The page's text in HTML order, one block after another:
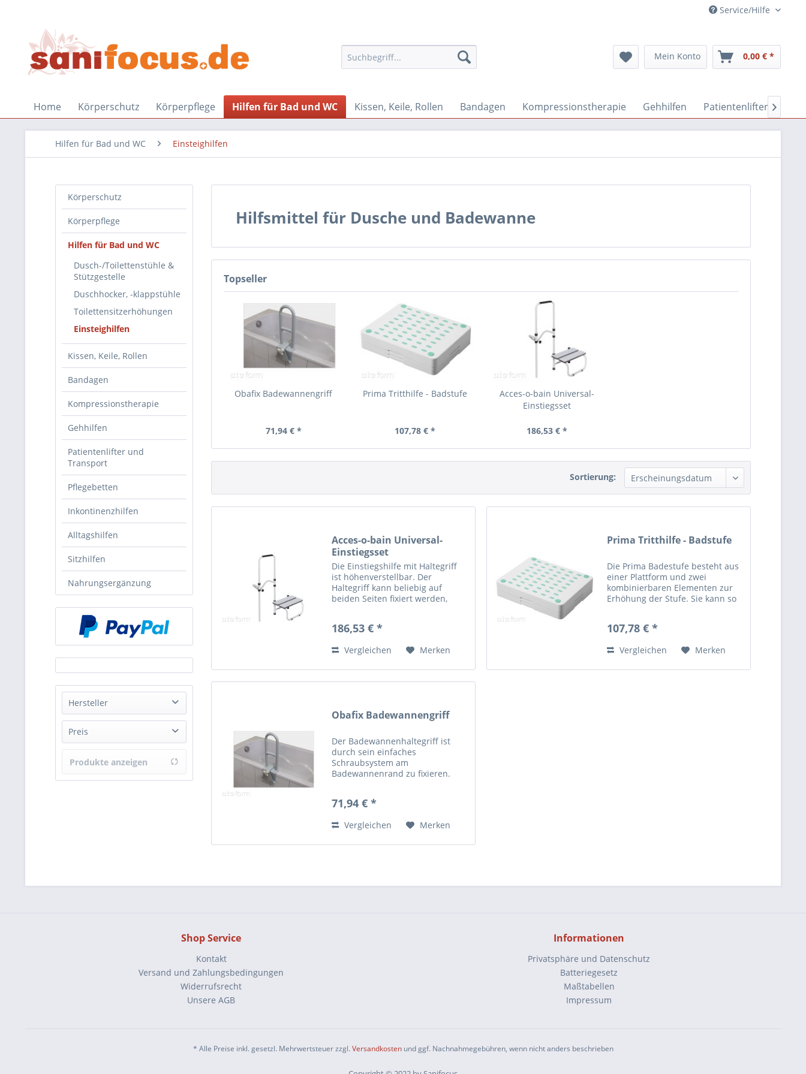
Service/Hilfe
Mein Konto 0,00 € *
Home Körperschutz Körperpflege Hilfen für Bad und WC Kissen, Keile, Rollen Bandagen Kompressionstherapie Gehhilfen Patientenlifter und

Hilfen für Bad und WC Einsteighilfen
Körperschutz
Körperpflege
Hilfen für Bad und WC
Dusch-/Toilettenstühle &
Stützgestelle
Duschhocker, -klappstühle
Toilettensitzerhöhungen
Einsteighilfen
Kissen, Keile, Rollen
Bandagen
Kompressionstherapie
Gehhilfen
Patientenlifter und
Transport
Pflegebetten
Inkontinenzhilfen
Alltagshilfen
Sitzhilfen
Nahrungsergänzung
Hersteller
GordonEllis
Herdegen SNC
Preis
bis
Produkte anzeigen
Hilfsmittel für Dusche und Badewanne
Topseller
Obafix Badewannengriff
71,94 € *
Prima Tritthilfe - Badstufe
107,78 € *
Acces-o-bain Universal-
Einstiegsset
186,53 € *
Sortierung:
Acces-o-bain Universal-
Einstiegsset
Die Einstiegshilfe mit Haltegriff
ist höhenverstellbar. Der
Haltegriff kann beliebig auf
beiden Seiten fixiert werden,
ermöglicht. Max.
Abmessungen: Höhe: 105...
186,53 € *
Vergleichen Merken
Prima Tritthilfe - Badstufe
Die Prima Badestufe besteht aus
einer Plattform und zwei
kombinierbaren Elementen zur
Erhöhung der Stufe. Sie kann so
Elemente ergeben zusammen
107,78 € *
Vergleichen Merken
Obafix Badewannengriff
Der Badewannenhaltegriff ist
durch sein einfaches
Schraubsystem am
Badewannenrand zu fixieren.
Stahl, pulverbeschichtet Höhe
2,96 kg Maximale Belastung:...
71,94 € *
Vergleichen Merken
Shop Service
Kontakt
Versand und Zahlungsbedingungen
Widerrufsrecht
Unsere AGB
Informationen
Privatsphäre und Datenschutz
Batteriegesetz
Maßtabellen
Impressum
* Alle Preise inkl. gesetzl. Mehrwertsteuer zzgl.Versandkostenund ggf. Nachnahmegebühren, wenn nicht anders beschrieben